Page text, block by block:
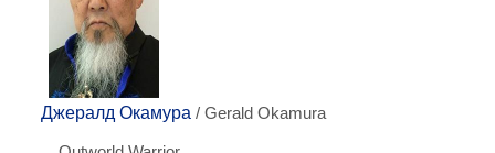
Джералд Окамура / Gerald Okamura